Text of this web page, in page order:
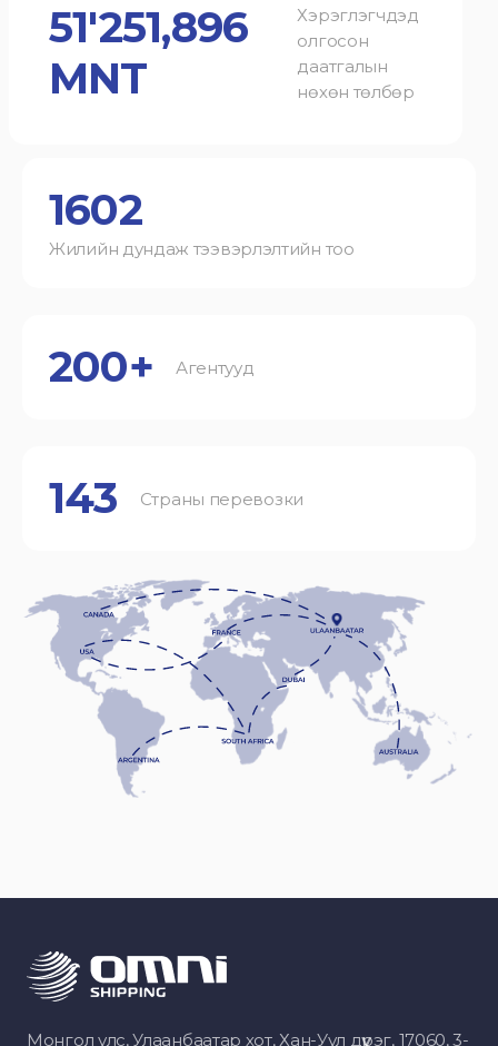
51'251,896
MNT
Хэрэглэгчдэд
олгосон
даатгалын
нөхөн төлбөр
1602
Жилийн дундаж тээвэрлэлтийн тоо
200+ Агентууд
143 Страны перевозки
Монгол улс, Улаанбаатар хот, Хан-Уул дүүрэг, 17060, 3-